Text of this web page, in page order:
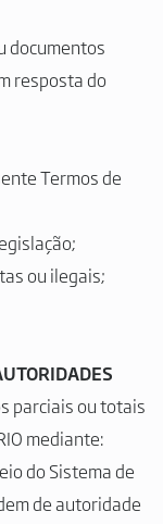
documentos
resposta do
Termos de
ou ilegais;
parciais ou totais
mediante:
do Sistema de
de autoridade